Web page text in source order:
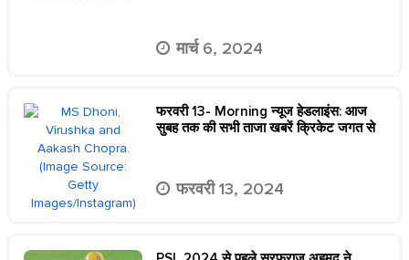
मार्च 6, 2024
फरवरी 13- Morning न्यूज हेडलाइंस: आज
सुबह तक की सभी ताजा खबरें क्रिकेट जगत से
फरवरी 13, 2024